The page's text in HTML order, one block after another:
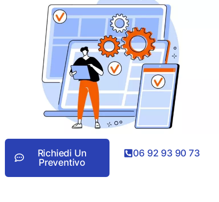
Richiedi Un
Preventivo
06 92 93 90 73